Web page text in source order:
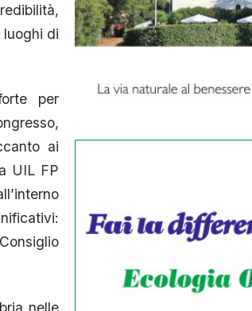
luoghi di
per
ai
UIL FP
nelle